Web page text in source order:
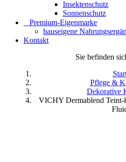
Insektenschutz
Sonnenschutz
⠀​Premium-Eigenmarke
hauseigene
Kontakt
Sie befinden
Pflege &
Dekorative
VICHY Dermablend Teint-